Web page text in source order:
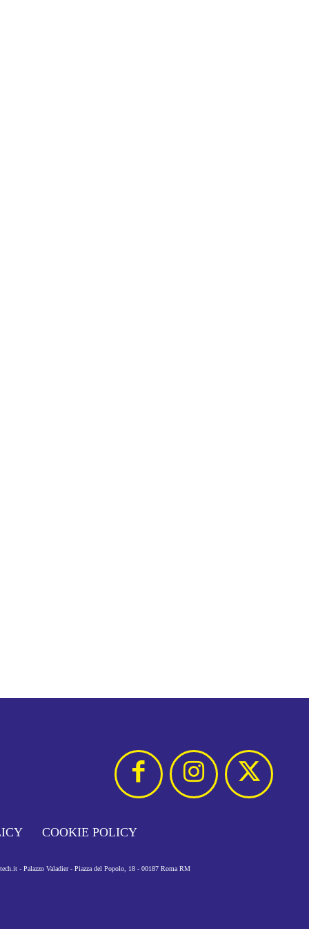
COOKIE POLICY
- Palazzo Valadier - Piazza del Popolo, 18 - 00187 Roma RM